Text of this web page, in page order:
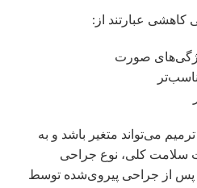
عبارتند از:
صورت
می‌تواند متغیر باشد و به
سلامت کلی، نوع جراحی
پس از جراحی پیروی‌شده توسط